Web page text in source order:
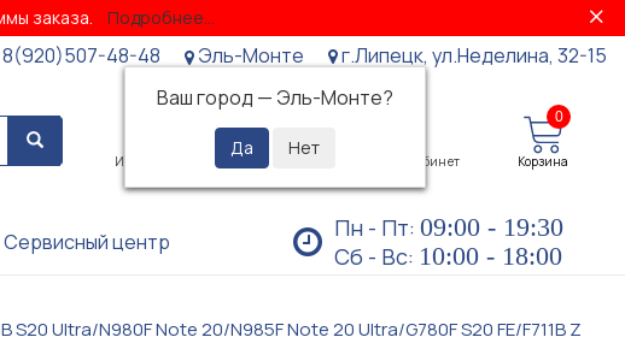
заказа. Подробнее...
8(920)507-48-48
Эль-Монте
Ваш город — Эль-Монте?
г.Липецк, ул.Неделина, 32-15
Избранное Просмотренные Личный кабинет
0
Корзина
Сервисный центр Пн - Пт: 09:00 - 19:30
Сб - Вс: 10:00 - 18:00
S20 Ultra/N980F Note 20/N985F Note 20 Ultra/G780F S20 FE/F711B Z